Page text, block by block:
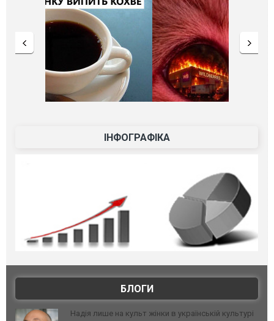
ІНФОГРАФІКА
БЛОГИ
Надія лише на культ жінки в українській культурі